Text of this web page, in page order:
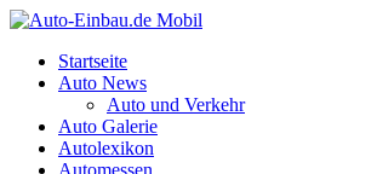
Startseite
Auto News
Auto und Verkehr
Auto Galerie
Autolexikon
Automessen